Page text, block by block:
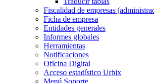
Fiscalidad de empresas
Ficha de empresa
Entidades generales
Informes globales
Herramientas
Notificaciones
Oficina Digital
Acceso estadístico Urbix
Menú Soporte